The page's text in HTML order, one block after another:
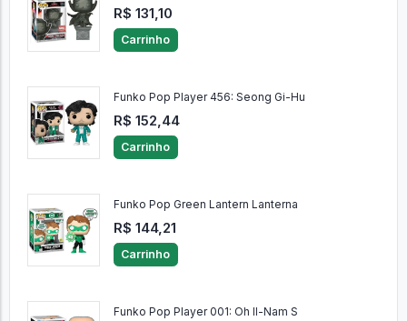
R$ 131,10
Carrinho
Funko Pop Player 456: Seong Gi-Hu
R$ 152,44
Carrinho
Funko Pop Green Lantern Lanterna
R$ 144,21
Carrinho
Funko Pop Player 001: Oh Il-Nam S